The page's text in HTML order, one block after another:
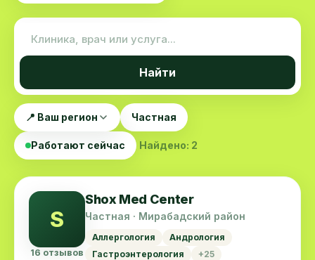
Найти
📍 Ваш регион Частная
Работают сейчас Найдено: 2
S
16 отзывов
Shox Med Center
Частная · Мирабадский район
Аллергология
Андрология
Гастроэнтерология
+25